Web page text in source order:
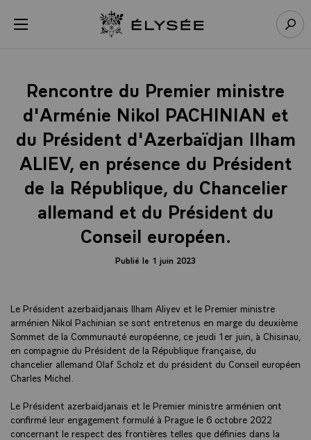
menu Retour à l’accueil Élysée
Rencontre du Premier ministre
d'Arménie Nikol PACHINIAN et
du Président d'Azerbaïdjan Ilham
ALIEV, en présence du Président
de la République, du Chancelier
allemand et du Président du
Conseil européen.
Publié le 1 juin 2023
Le Président azerbaïdjanais Ilham Aliyev et le Premier ministre
arménien Nikol Pachinian se sont entretenus en marge du deuxième
Sommet de la Communauté européenne, ce jeudi 1er juin, à Chisinau,
en compagnie du Président de la République française, du
chancelier allemand Olaf Scholz et du président du Conseil européen
Charles Michel.
Le Président azerbaïdjanais et le Premier ministre arménien ont
confirmé leur engagement formulé à Prague le 6 octobre 2022
concernant le respect des frontières telles que définies dans la
Panneau de gestion des cookies